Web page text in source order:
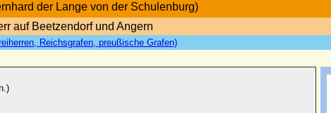
der Lange von der Schulenburg)
auf Beetzendorf und Angern
Reichsgrafen, preußische Grafen)